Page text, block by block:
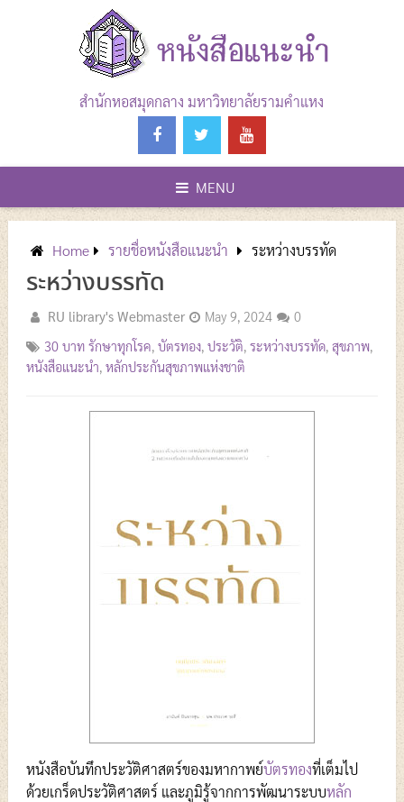
สำนักหอสมุดกลาง มหาวิทยาลัยรามคำแหง
MENU
Home รายชื่อหนังสือแนะนำ ระหว่างบรรทัด
ระหว่างบรรทัด
RU library's Webmaster May 9, 2024
0
30 บาท รักษาทุกโรค, บัตรทอง, ประวัติ, ระหว่างบรรทัด, สุขภาพ,
หนังสือแนะนำ, หลักประกันสุขภาพแห่งชาติ
หนังสือบันทึกประวัติศาสตร์ของมหากาพย์บัตรทองที่เต็มไป
ด้วยเกร็ดประวัติศาสตร์ และภูมิรู้จากการพัฒนาระบบหลัก